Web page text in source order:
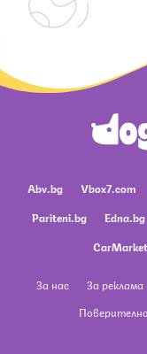
Abv.bg Vbox7.com
Pariteni.bg
Edna.bg
За нас За реклама